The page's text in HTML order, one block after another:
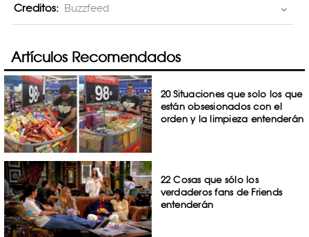
Creditos: Buzzfeed
Artículos Recomendados
20 Situaciones que solo los que
están obsesionados con el
orden y la limpieza entenderán
22 Cosas que sólo los
verdaderos fans de Friends
entenderán